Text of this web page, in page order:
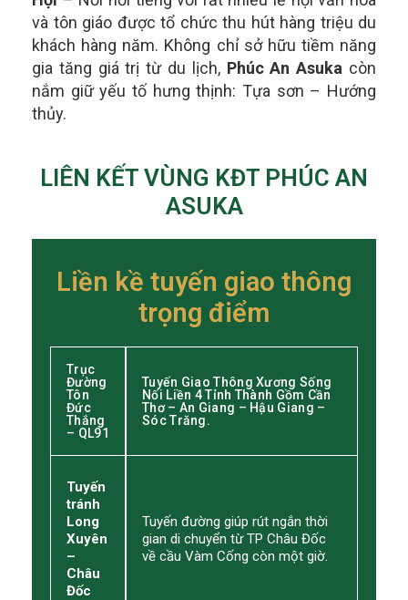
và tôn giáo được tổ chức thu hút hàng triệu du
khách hàng năm. Không chỉ sở hữu tiềm năng
gia tăng giá trị từ du lịch, Phúc An Asuka còn
nắm giữ yếu tố hưng thịnh: Tựa sơn – Hướng
thủy.
LIÊN KẾT VÙNG KĐT PHÚC AN
ASUKA
Liền kề tuyến giao thông
trọng điểm
Trục
Đường
Tôn
Đức
Thắng
– QL91
Tuyến Giao Thông Xương Sống
Nối Liền 4 Tỉnh Thành Gồm Cần
Thơ – An Giang – Hậu Giang –
Sóc Trăng.
Tuyến
tránh
Long
Xuyên
–
Châu
Đốc
Tuyến đường giúp rút ngắn thời
gian di chuyển từ TP Châu Đốc
về cầu Vàm Cống còn một giờ.